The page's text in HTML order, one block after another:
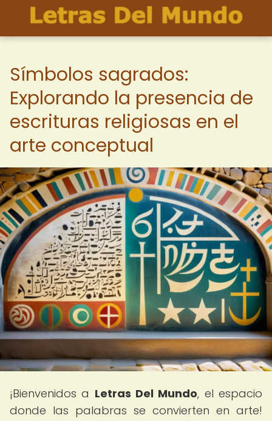
Símbolos sagrados:
Explorando la presencia de
escrituras religiosas en el
arte conceptual
¡Bienvenidos a Letras Del Mundo, el espacio
donde las palabras se convierten en arte!